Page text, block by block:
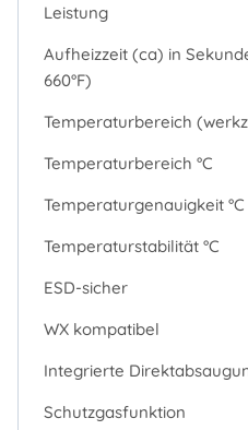
Leistung
Aufheizzeit (ca) in
660°F)
Temperaturbereich
Temperaturbereich °C
Temperaturgenauigkeit °C
Temperaturstabilität °C
ESD-sicher
WX kompatibel
Integrierte
Schutzgasfunktion